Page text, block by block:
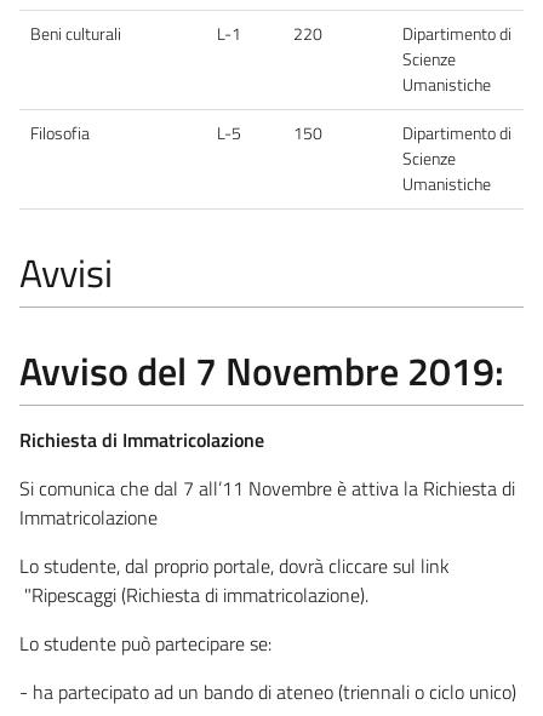
Beni culturali
L-1 220
Dipartimento di
Scienze
Umanistiche
Filosofia
L-5 150
Dipartimento di
Scienze
Umanistiche
Avvisi
Avviso del 7 Novembre 2019:
Richiesta di Immatricolazione
Si comunica che dal 7 all’11 Novembre è attiva la Richiesta di
Immatricolazione
Lo studente, dal proprio portale, dovrà cliccare sul link
"Ripescaggi (Richiesta di immatricolazione).
Lo studente può partecipare se:
- ha partecipato ad un bando di ateneo (triennali o ciclo unico)